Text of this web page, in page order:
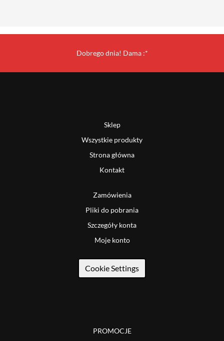
Dobrego dnia! Dama :*
Sklep
Wszystkie produkty
Strona główna
Kontakt
Zamówienia
Pliki do pobrania
Szczegóły konta
Moje konto
Cookie Settings
PROMOCJE